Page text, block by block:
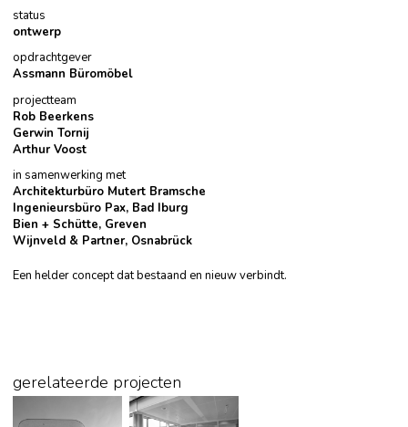
status
ontwerp
opdrachtgever
Assmann Büromöbel
projectteam
Rob Beerkens
Gerwin Tornij
Arthur Voost
in samenwerking met
Architekturbüro Mutert Bramsche
Ingenieursbüro Pax, Bad Iburg
Bien + Schütte, Greven
Wijnveld & Partner, Osnabrück
Een helder concept dat bestaand en nieuw verbindt.
gerelateerde projecten